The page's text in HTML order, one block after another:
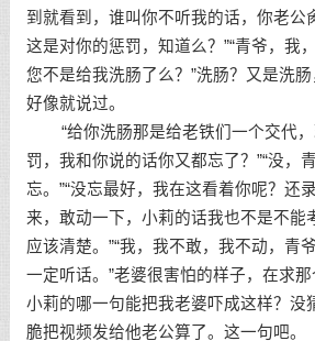
到就看到，谁叫你不听我的话，你老公
这是对你的惩罚，知道么？”“青爷，我
您不是给我洗肠了么？”洗肠？又是洗
好像就说过。
“给你洗肠那是给老铁们一个交代，
罚，我和你说的话你又都忘了？”“没，
忘。”“没忘最好，我在这看着你呢？还
来，敢动一下，小莉的话我也不是不能
应该清楚。”“我，我不敢，我不动，青
一定听话。”老婆很害怕的样子，在求那
小莉的哪一句能把我老婆吓成这样？没
脆把视频发给他老公算了。这一句吧。